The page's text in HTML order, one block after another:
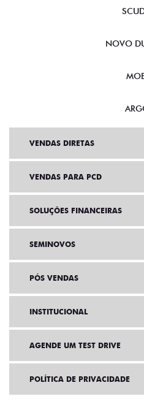
NOVO
VENDAS DIRETAS
VENDAS PARA PCD
SOLUÇÕES FINANCEIRAS
SEMINOVOS
PÓS VENDAS
INSTITUCIONAL
AGENDE UM TEST DRIVE
POLÍTICA DE PRIVACIDADE